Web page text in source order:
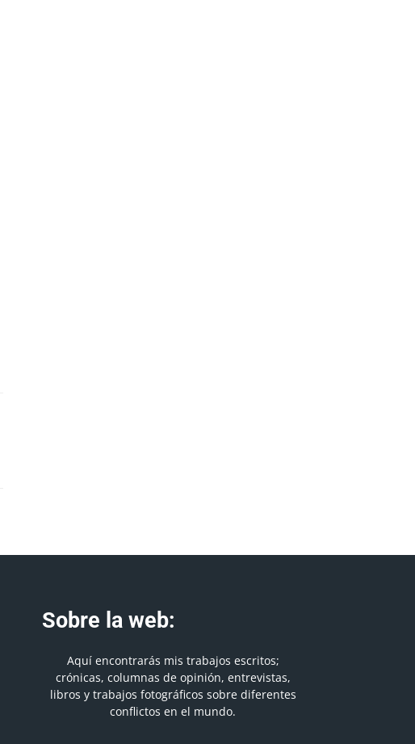
Sobre la web:
Aquí encontrarás mis trabajos escritos;
crónicas, columnas de opinión, entrevistas,
libros y trabajos fotográficos sobre diferentes
conflictos en el mundo.